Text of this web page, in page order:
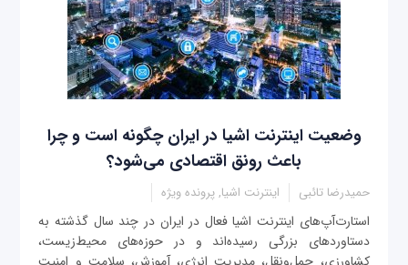
وضعیت اینترنت اشیا در ایران چگونه است و چرا
باعث رونق اقتصادی می‌شود؟
حمیدرضا تائبی اینترنت اشیا, پرونده ویژه
استارت‌آپ‌های اینترنت اشیا فعال در ایران در چند سال گذشته به
دستاوردهای بزرگی رسیده‌اند و در حوزه‌های محیط‌زیست،
کشاورزی، حمل‌ونقل، مدیریت انرژی، آموزش، سلامت و امنیت